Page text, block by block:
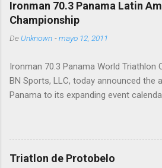
Ironman 70.3 Panama Latin
Championship
DeUnknown -mayo 12, 2011
Ironman 70.3 Panama World Triathlon
BN Sports, LLC, today announced the
Panama to its expanding event
Isthmus of Panama and will serve as
American Pro Championship as well
Ironman World Championship 70.3 at
Triatlon de Protobelo